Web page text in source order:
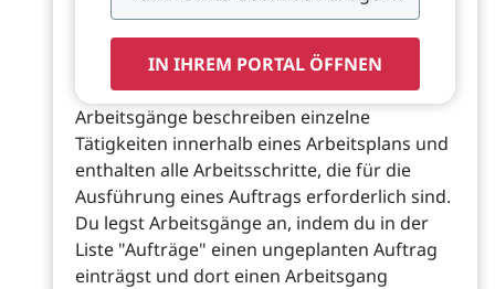
IN IHREM PORTAL ÖFFNEN
Arbeitsgänge beschreiben einzelne
Tätigkeiten innerhalb eines Arbeitsplans und
enthalten alle Arbeitsschritte, die für die
Ausführung eines Auftrags erforderlich sind.
Du legst Arbeitsgänge an, indem du in der
Liste "Aufträge" einen ungeplanten Auftrag
einträgst und dort einen Arbeitsgang